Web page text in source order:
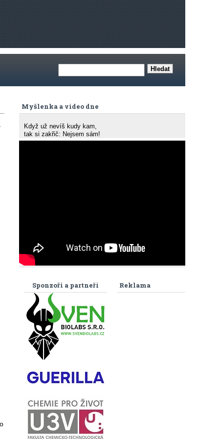
Myšlenka a video dne
Když už nevíš kudy kam,
tak si zakřič: Nejsem sám!
Reklama
Sponzoři a partneři